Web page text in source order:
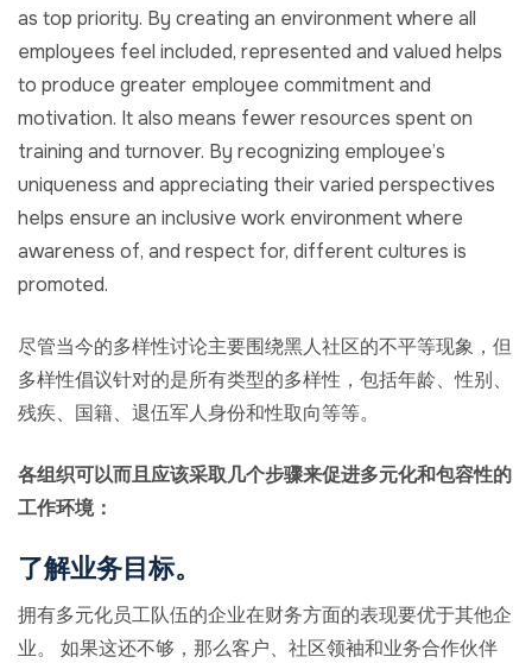
as top priority. By creating an environment where all
employees feel included, represented and valued helps
to produce greater employee commitment and
motivation. It also means fewer resources spent on
training and turnover. By recognizing employee’s
uniqueness and appreciating their varied perspectives
helps ensure an inclusive work environment where
awareness of, and respect for, different cultures is
promoted.
尽管当今的多样性讨论主要围绕黑人社区的不平等现象，但
多样性倡议针对的是所有类型的多样性，包括年龄、性别、
残疾、国籍、退伍军人身份和性取向等等。
各组织可以而且应该采取几个步骤来促进多元化和包容性的
工作环境：
了解业务目标。
拥有多元化员工队伍的企业在财务方面的表现要优于其他企
业。 如果这还不够，那么客户、社区领袖和业务合作伙伴